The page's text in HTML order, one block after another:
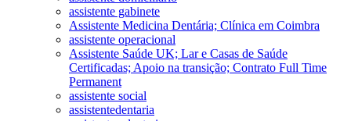
assistente gabinete
Assistente Medicina Dentária; Clínica em Coimbra
assistente operacional
Assistente Saúde UK; Lar e Casas de Saúde
Certificadas; Apoio na transição; Contrato Full Time
Permanent
assistente social
assistentedentaria